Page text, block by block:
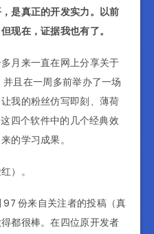
是真正的开发实力。以前
现在，证据我也有了。
月来一直在网上分享关于
且在一周多前举办了一场
我的粉丝仿写即刻、薄荷
四个软件中的几个经典效
的学习成果。
）。
份来自关注者的投稿（真
都很棒。在四位原开发者